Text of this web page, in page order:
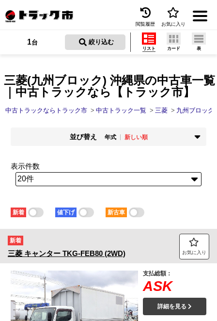
トラック買取
トラック市とは
お問い合わせ
トラック市FC会員専用ページはこちら
閲覧履歴 お気に入り
三菱(九州ブロック) 沖縄県の中古車一覧
｜中古トラックなら【トラック市】
1台 絞り込む
リスト カード 表
中古トラックならトラック市 中古トラック一覧 三菱 九州ブロック
並び替え 年式
新しい順
新着順
走行距離
少ない順
多い順
価格
安い順
高い順
少ない順
多い順
短い順
表示件数
新着 値下げ 新古車
新着
三菱 キャンター TKG-FEB80 (2WD) お気に入り
支払総額：
ASK
詳細を見る